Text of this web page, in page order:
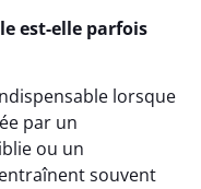
est-elle parfois
lorsque
par un
ou un
souvent